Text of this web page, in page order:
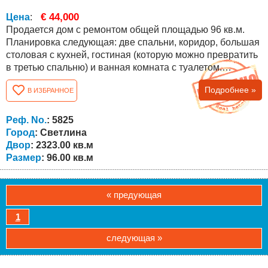
Цена: € 44,000
Продается дом с ремонтом общей площадью 96 кв.м.
Планировка следующая: две спальни, коридор, большая
столовая с кухней, гостиная (которую можно превратить
в третью спальню) и ванная комната с туалетом.
Площадь двора составляет 2323 кв.м. двор ровный без
спусков, прямоугольной формы. Из двора открывается
великолепный вид на деревню и близлежащие холмы!
Дом находится в отличном состоянии, нуждается лишь в
небольшом обновлении....
В ИЗБРАННОЕ Подробнее »
Реф. No.: 5825
Город: Светлина
Двор: 2323.00 кв.м
Размер: 96.00 кв.м
« предующая
1
следующая »